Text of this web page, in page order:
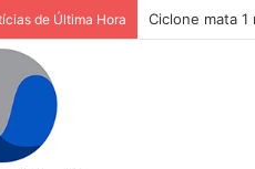
de Última Hora Ciclone mata